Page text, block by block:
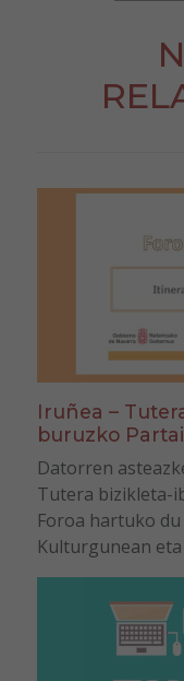
Iruñea –
buruzko
Datorren
Tutera bizikleta-
Foroa hartuko
Kulturgunean eta